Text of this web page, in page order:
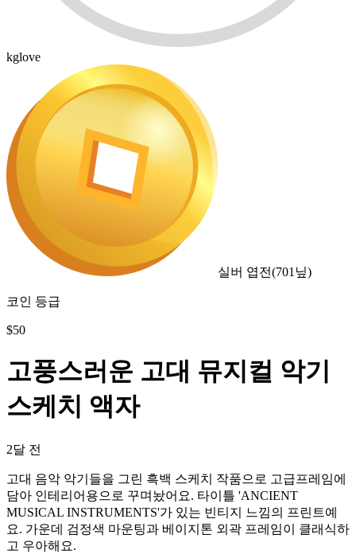
kglove
실버 엽전(701 닢)
코인 등급
$50
고풍스러운 고대 뮤지컬 악기
스케치 액자
2달 전
고대 음악 악기들을 그린 흑백 스케치 작품으로 고급프레임에
담아 인테리어용으로 꾸며놨어요. 타이틀 'ANCIENT
MUSICAL INSTRUMENTS'가 있는 빈티지 느낌의 프린트예
요. 가운데 검정색 마운팅과 베이지톤 외곽 프레임이 클래식하
고 우아해요.